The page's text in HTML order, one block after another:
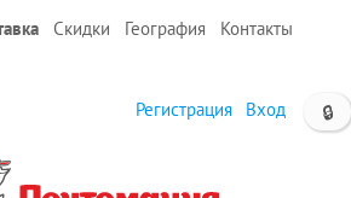
Скидки География
Контакты
🔒
Регистрация Вход